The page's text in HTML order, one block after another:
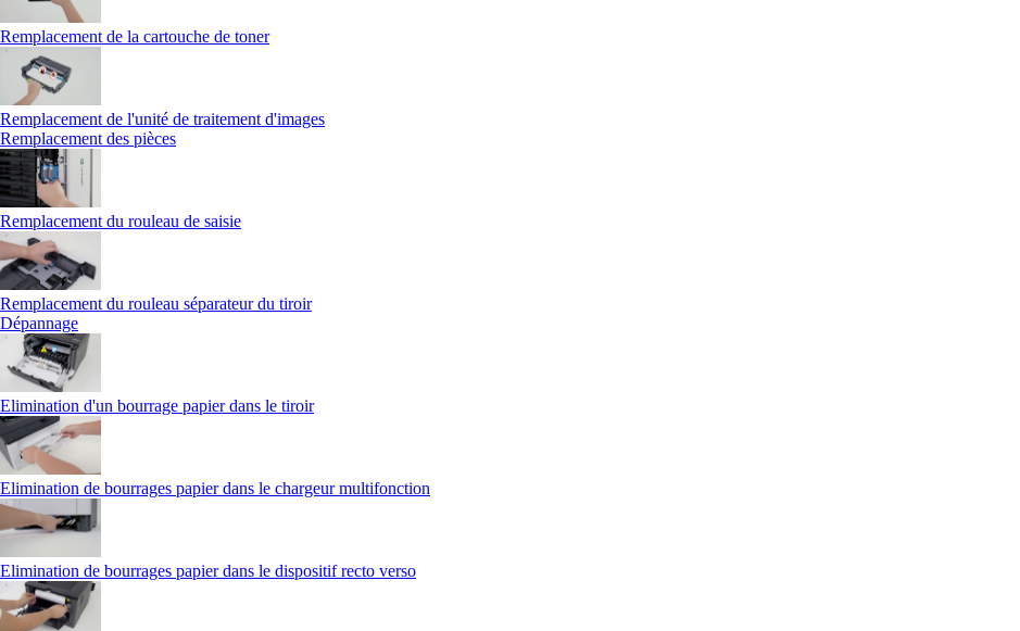
Remplacement de la cartouche de toner
Remplacement de l'unité de traitement d'images
Remplacement des pièces
Remplacement du rouleau de saisie
Remplacement du rouleau séparateur du tiroir
Dépannage
Elimination d'un bourrage papier dans le tiroir
Elimination de bourrages papier dans le chargeur multifonction
Elimination de bourrages papier dans le dispositif recto verso